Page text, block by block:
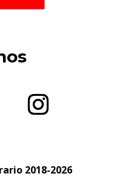
2018-2026